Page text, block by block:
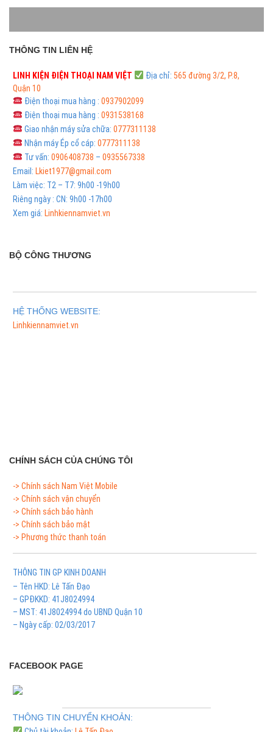
THÔNG TIN LIÊN HỆ
LINH KIỆN ĐIỆN THOẠI NAM VIỆT Địa chỉ: 565 đường 3/2, P.8,
Quận 10
Điện thoại mua hàng : 0937902099
Điện thoại mua hàng : 0931538168
Giao nhận máy sửa chữa: 0777311138
Nhận máy Ép cổ cáp: 0777311138
Tư vấn: 0906408738 – 0935567338
Email: Lkiet1977@gmail.com
Làm việc: T2 – T7: 9h00 -19h00
Riêng ngày : CN: 9h00 -17h00
Xem giá: Linhkiennamviet.vn
BỘ CÔNG THƯƠNG
HỆ THỐNG WEBSITE:
Linhkiennamviet.vn
CHÍNH SÁCH CỦA CHÚNG TÔI
-> Chính sách Nam Việt Mobile
-> Chính sách vận chuyển
-> Chính sách bảo hành
-> Chính sách bảo mật
-> Phương thức thanh toán
THÔNG TIN GP KINH DOANH
– Tên HKD: Lê Tấn Đạo
– GPĐKKD: 41J8024994
– MST: 41J8024994 do UBND Quận 10
– Ngày cấp: 02/03/2017
FACEBOOK PAGE
THÔNG TIN CHUYỂN KHOẢN: